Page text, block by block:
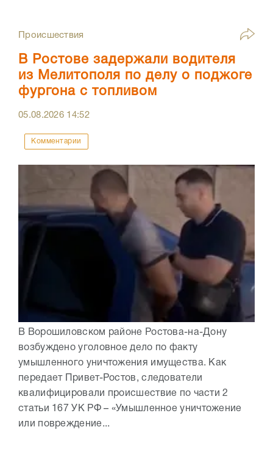
Происшествия
В Ростове задержали водителя
из Мелитополя по делу о поджоге
фургона с топливом
05.08.2026 14:52
Комментарии
В Ворошиловском районе Ростова-на-Дону
возбуждено уголовное дело по факту
умышленного уничтожения имущества. Как
передает Привет-Ростов, следователи
квалифицировали происшествие по части 2
статьи 167 УК РФ – «Умышленное уничтожение
или повреждение...